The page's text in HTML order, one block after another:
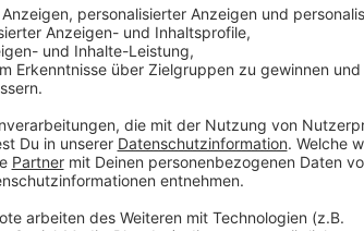
Anzeige
Weitere Infos und Links zum Thema:
Anzeige
Deutsche bei Geschenken weiter in Kauflaune